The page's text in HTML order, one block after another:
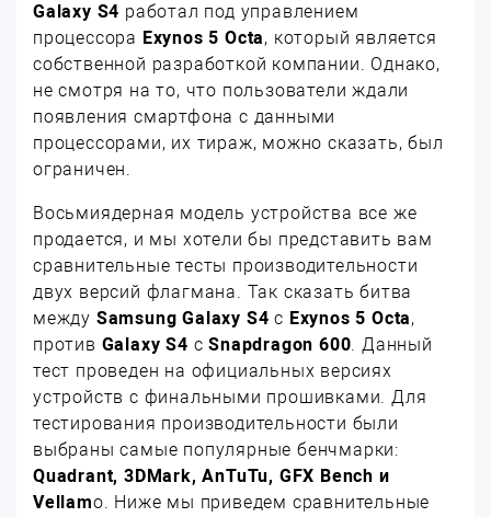
Galaxy S4 работал под управлением
процессора Exynos 5 Octa, который является
собственной разработкой компании. Однако,
не смотря на то, что пользователи ждали
появления смартфона с данными
процессорами, их тираж, можно сказать, был
ограничен.
Восьмиядерная модель устройства все же
продается, и мы хотели бы представить вам
сравнительные тесты производительности
двух версий флагмана. Так сказать битва
между Samsung Galaxy S4 с Exynos 5 Octa,
против Galaxy S4 с Snapdragon 600. Данный
тест проведен на официальных версиях
устройств с финальными прошивками. Для
тестирования производительности были
выбраны самые популярные бенчмарки:
Quadrant, 3DMark, AnTuTu, GFX Bench и
Vellamo. Ниже мы приведем сравнительные